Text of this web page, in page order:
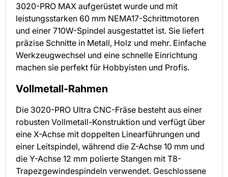
3020-PRO MAX aufgerüstet wurde und mit
leistungsstarken 60 mm NEMA17-Schrittmotoren
und einer 710W-Spindel ausgestattet ist. Sie liefert
präzise Schnitte in Metall, Holz und mehr. Einfache
Werkzeugwechsel und eine schnelle Einrichtung
machen sie perfekt für Hobbyisten und Profis.
Vollmetall-Rahmen
Die 3020-PRO Ultra CNC-Fräse besteht aus einer
robusten Vollmetall-Konstruktion und verfügt über
eine X-Achse mit doppelten Linearführungen und
einer Leitspindel, während die Z-Achse 10 mm und
die Y-Achse 12 mm polierte Stangen mit T8-
Trapezgewindespindeln verwendet. Geschlossene